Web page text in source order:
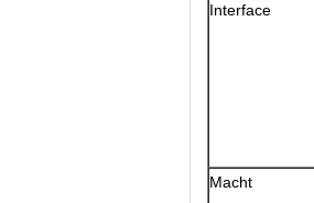
Interface
Macht